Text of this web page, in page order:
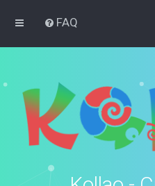
FAQ